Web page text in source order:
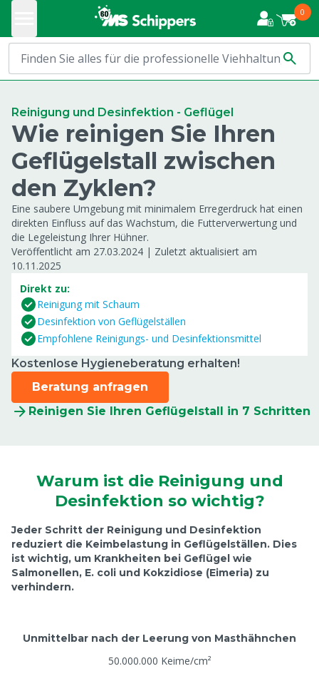
0
Reinigung und Desinfektion - Geflügel
Wie reinigen Sie Ihren
Geflügelstall zwischen
den Zyklen?
Eine saubere Umgebung mit minimalem Erregerdruck hat einen
direkten Einfluss auf das Wachstum, die Futterverwertung und
die Legeleistung Ihrer Hühner.
Veröffentlicht am 27.03.2024 | Zuletzt aktualisiert am
10.11.2025
Direkt zu:
Reinigung mit Schaum
Desinfektion von Geflügelställen
Empfohlene Reinigungs- und Desinfektionsmittel
Kostenlose Hygieneberatung erhalten!
Beratung anfragen
Reinigen Sie Ihren Geflügelstall in 7 Schritten
Warum ist die Reinigung und
Desinfektion so wichtig?
Jeder Schritt der Reinigung und Desinfektion
reduziert die Keimbelastung in Geflügelställen. Dies
ist wichtig, um Krankheiten bei Geflügel wie
Salmonellen, E. coli und Kokzidiose (Eimeria) zu
verhindern.
Unmittelbar nach der Leerung von Masthähnchen
50.000.000 Keime/cm²